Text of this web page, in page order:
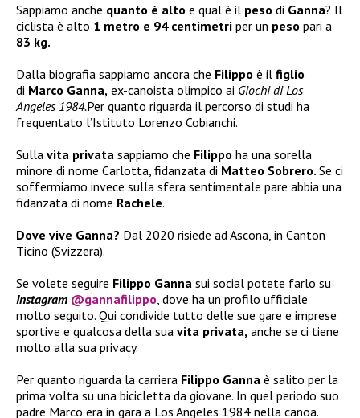
Sappiamo anche quanto è alto e qual è il peso di Ganna? Il
ciclista è alto 1 metro e 94 centimetri per un peso pari a
83 kg.
Dalla biografia sappiamo ancora che Filippo è il figlio
di Marco Ganna, ex-canoista olimpico ai Giochi di Los
Angeles 1984.Per quanto riguarda il percorso di studi ha
frequentato l’Istituto Lorenzo Cobianchi.
Sulla vita privata sappiamo che Filippo ha una sorella
minore di nome Carlotta, fidanzata di Matteo Sobrero. Se ci
soffermiamo invece sulla sfera sentimentale pare abbia una
fidanzata di nome Rachele.
Dove vive Ganna? Dal 2020 risiede ad Ascona, in Canton
Ticino (Svizzera).
Se volete seguire Filippo Ganna sui social potete farlo su
Instagram @gannafilippo , dove ha un profilo ufficiale
molto seguito. Qui condivide tutto delle sue gare e imprese
sportive e qualcosa della sua vita privata, anche se ci tiene
molto alla sua privacy.
Per quanto riguarda la carriera Filippo Ganna è salito per la
prima volta su una bicicletta da giovane. In quel periodo suo
padre Marco era in gara a Los Angeles 1984 nella canoa.